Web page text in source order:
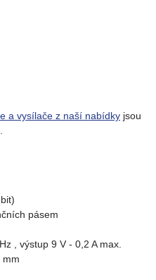
a vysílače z naší nabídky jsou
pásem
, výstup 9 V - 0,2 A max.